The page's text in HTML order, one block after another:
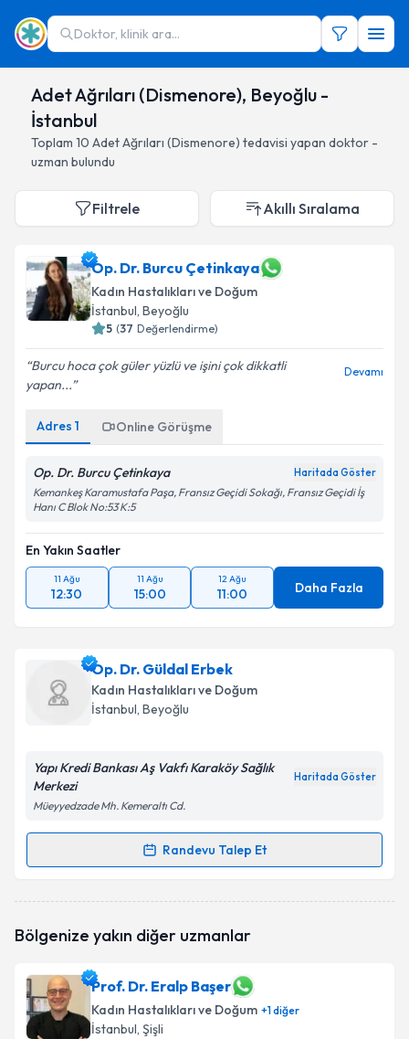
Doktor, klinik ara...
Adet Ağrıları (Dismenore), Beyoğlu -
İstanbul
Toplam 10 Adet Ağrıları (Dismenore) tedavisi yapan doktor -
uzman bulundu
Filtrele Akıllı Sıralama
Op. Dr. Burcu Çetinkaya
Kadın Hastalıkları ve Doğum
İstanbul, Beyoğlu
5 (37 Değerlendirme)
Burcu hoca çok güler yüzlü ve işini çok dikkatli
yapan...
Devamı
Adres 1 Online Görüşme
Op. Dr. Burcu Çetinkaya Haritada Göster
Kemankeş Karamustafa Paşa, Fransız Geçidi Sokağı, Fransız Geçidi İş
Hanı C Blok No:53 K:5
En Yakın Saatler
11 Ağu
12:30
11 Ağu
15:00
12 Ağu
11:00 Daha Fazla
Op. Dr. Güldal Erbek
Kadın Hastalıkları ve Doğum
İstanbul, Beyoğlu
Yapı Kredi Bankası Aş Vakfı Karaköy Sağlık
Merkezi
Haritada Göster
Müeyyedzade Mh. Kemeraltı Cd.
Randevu Talep Et
Randevu Takvimi Talebi
oluşturun. Size bu uzmandan randevu almanız için bir
E-posta Adresiniz
Bölgenize yakın diğer uzmanlar
Prof. Dr. Eralp Başer
Kadın Hastalıkları ve Doğum +1diğer
İstanbul, Şişli